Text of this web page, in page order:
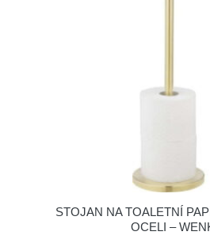
STOJAN NA TOALETNÍ
OCELI –